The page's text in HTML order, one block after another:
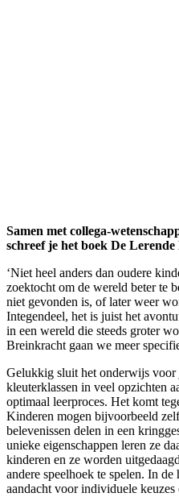
Samen met collega-
schreef je het boek De
‘Niet heel anders dan oudere
zoektocht om de wereld beter te
niet gevonden is, of later weer
Integendeel, het is juist het
in een wereld die steeds groter
Breinkracht gaan we meer
Gelukkig sluit het onderwijs voor
kleuterklassen in veel opzichten
optimaal leerproces. Het komt
Kinderen mogen bijvoorbeeld
belevenissen delen in een
unieke eigenschappen leren ze
kinderen en ze worden
andere speelhoek te spelen. In
aandacht voor individuele